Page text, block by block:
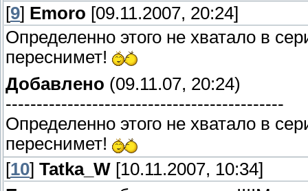
[9] Emoro [09.11.2007, 20:24]
Определенно этого не хватало в
переснимет!
Добавлено (09.11.07, 20:24)
---------------------------------------------
Определенно этого не хватало в
переснимет!
[10] Tatka_W [10.11.2007, 10:34]